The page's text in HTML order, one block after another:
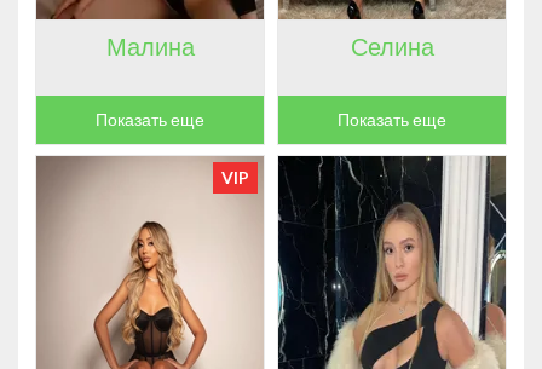
Малина
Показать еще
Селина
Показать еще
VIP